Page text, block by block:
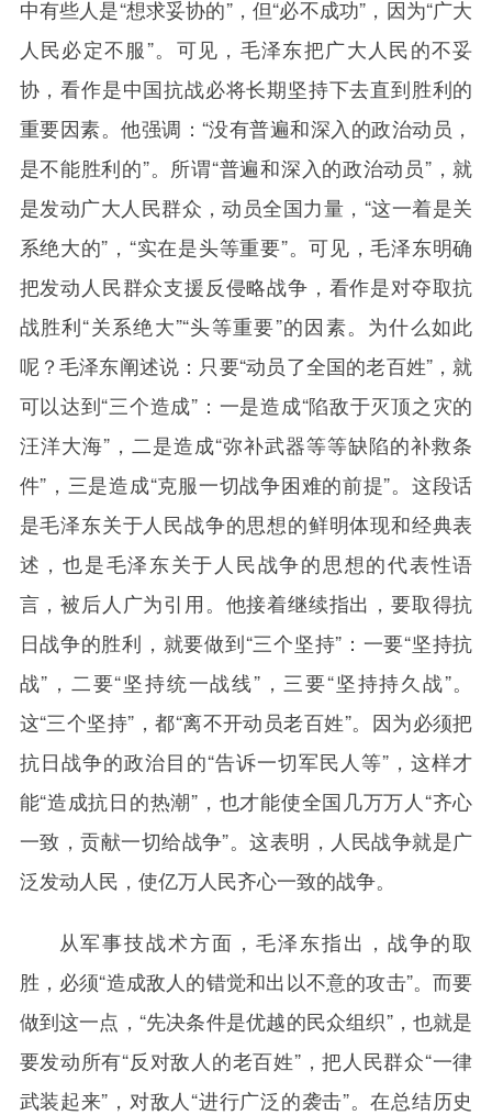
中有些人是“想求妥协的”，但“必不成功”，因为“广大
人民必定不服”。可见，毛泽东把广大人民的不妥
协，看作是中国抗战必将长期坚持下去直到胜利的
重要因素。他强调：“没有普遍和深入的政治动员，
是不能胜利的”。所谓“普遍和深入的政治动员”，就
是发动广大人民群众，动员全国力量，“这一着是关
系绝大的”，“实在是头等重要”。可见，毛泽东明确
把发动人民群众支援反侵略战争，看作是对夺取抗
战胜利“关系绝大”“头等重要”的因素。为什么如此
呢？毛泽东阐述说：只要“动员了全国的老百姓”，就
可以达到“三个造成”：一是造成“陷敌于灭顶之灾的
汪洋大海”，二是造成“弥补武器等等缺陷的补救条
件”，三是造成“克服一切战争困难的前提”。这段话
是毛泽东关于人民战争的思想的鲜明体现和经典表
述，也是毛泽东关于人民战争的思想的代表性语
言，被后人广为引用。他接着继续指出，要取得抗
日战争的胜利，就要做到“三个坚持”：一要“坚持抗
战”，二要“坚持统一战线”，三要“坚持持久战”。
这“三个坚持”，都“离不开动员老百姓”。因为必须把
抗日战争的政治目的“告诉一切军民人等”，这样才
能“造成抗日的热潮”，也才能使全国几万万人“齐心
一致，贡献一切给战争”。这表明，人民战争就是广
泛发动人民，使亿万人民齐心一致的战争。
从军事技战术方面，毛泽东指出，战争的取
胜，必须“造成敌人的错觉和出以不意的攻击”。而要
做到这一点，“先决条件是优越的民众组织”，也就是
要发动所有“反对敌人的老百姓”，把人民群众“一律
武装起来”，对敌人“进行广泛的袭击”。在总结历史